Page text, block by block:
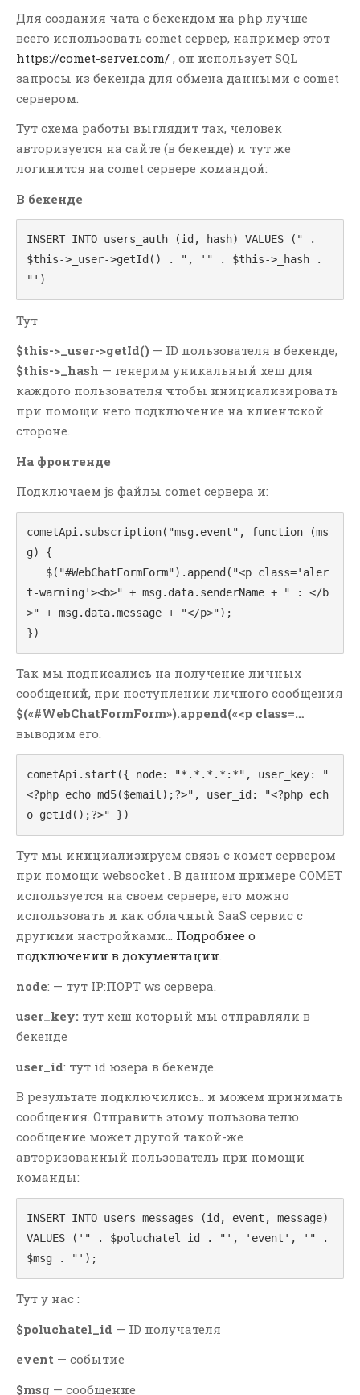
РУБРИКИ
JavaScript
MODx
SQL
WIn
Yii1
Тизеры
Мысли И Идеи
Умный Поиск
АРХИВЫ
Февраль 2026
Январь 2026
Февраль 2021
Декабрь 2020
Апрель 2019
Февраль 2018
Январь 2018
Май 2017
Апрель 2017
Июнь 2016
Май 2016
СВЕЖИЕ ЗАПИСИ
сертификат в ISPmanager 5
вручную
Умный поиск для интернет-
магазина на WordPress и
WooCommerce: как увеличить
продажи
Как исправить опечатки и
увеличить продажи интернет-
магазина
увеличить конверсию
перестать терять клиентов из-
за опечаток
Как быстро удалить все
товары в OpenCart? —
СВЕЖИЕ КОММЕНТАРИИ
Виталийк записиYii2 rules —
не работает message при
получить URL своего сайта?
и trustedinstaller.exe грузит
оперативную память windows
Для создания чата с бекендом на php лучше
всего использовать comet сервер, например этот
https://comet-server.com/ , он использует SQL
запросы из бекенда для обмена данными с comet
сервером.
Тут схема работы выглядит так, человек
авторизуется на сайте (в бекенде) и тут же
логинится на comet сервере командой:
В бекенде
INSERT INTO users_auth (id, hash) VALUES (" .
$this->_user->getId() . ", '" . $this->_hash .
"')
Тут
$this->_user->getId() — ID пользователя в бекенде,
$this->_hash — генерим уникальный хеш для
каждого пользователя чтобы инициализировать
при помощи него подключение на клиентской
стороне.
На фронтенде
Подключаем js файлы comet сервера и:
cometApi.subscription("msg.event", function (ms
g) {
t-warning'><b>" + msg.data.senderName + " : </b
>" + msg.data.message + "</p>");
})
Так мы подписались на получение личных
сообщений, при поступлении личного сообщения
$(«#WebChatFormForm»).append(«<p class=…
выводим его.
cometApi.start({ node: "*.*.*.*:*", user_key: "
<?php echo md5($email);?>", user_id: "<?php ech
o getId();?>" })
Тут мы инициализируем связь с комет сервером
при помощи websocket . В данном примере COMET
используется на своем сервере, его можно
использовать и как облачный SaaS сервис с
другими настройками… Подробнее о
подключении в документации.
node: — тут IP:ПОРТ ws сервера.
user_key: тут хеш который мы отправляли в
бекенде
user_id: тут id юзера в бекенде.
В результате подключились.. и можем принимать
сообщения. Отправить этому пользователю
сообщение может другой такой-же
авторизованный пользователь при помощи
команды:
INSERT INTO users_messages (id, event, message)
VALUES ('" . $poluchatel_id . "', 'event', '" .
$msg . "');
Тут у нас :
$poluchatel_id — ID получателя
event — событие
$msg — сообщение